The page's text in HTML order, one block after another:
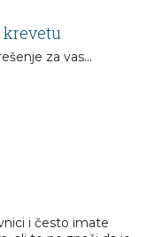
krevetu
za vas...
i često imate